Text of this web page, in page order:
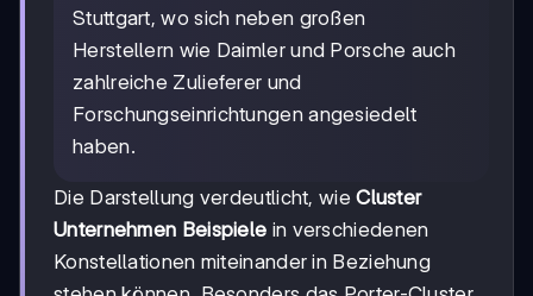
Stuttgart, wo sich neben großen
Herstellern wie Daimler und Porsche auch
zahlreiche Zulieferer und
Forschungseinrichtungen angesiedelt
haben.
Die Darstellung verdeutlicht, wieCluster
Unternehmen Beispiele in verschiedenen
Konstellationen miteinander in Beziehung